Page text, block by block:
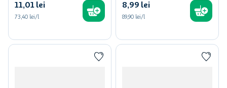
11,01 lei
73,40 lei/l
8,99 lei
89,90 lei/l